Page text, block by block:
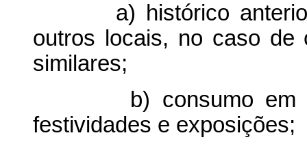
a) histórico anterior
outros locais, no caso de
similares;
b) consumo em
festividades e exposições;